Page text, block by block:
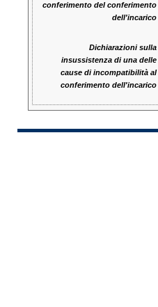
conferimento del conferimento
dell'incarico
Dichiarazioni sulla
insussistenza di una delle
cause di incompatibilità al
conferimento dell'incarico